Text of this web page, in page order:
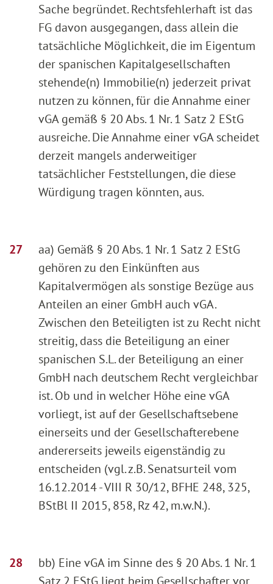
Sache begründet. Rechtsfehlerhaft ist das
FG davon ausgegangen, dass allein die
tatsächliche Möglichkeit, die im Eigentum
der spanischen Kapitalgesellschaften
stehende(n) Immobilie(n) jederzeit privat
nutzen zu können, für die Annahme einer
vGA gemäß § 20 Abs. 1 Nr. 1 Satz 2 EStG
ausreiche. Die Annahme einer vGA scheidet
derzeit mangels anderweitiger
tatsächlicher Feststellungen, die diese
Würdigung tragen könnten, aus.
aa) Gemäß § 20 Abs. 1 Nr. 1 Satz 2 EStG
gehören zu den Einkünften aus
Kapitalvermögen als sonstige Bezüge aus
Anteilen an einer GmbH auch vGA.
Zwischen den Beteiligten ist zu Recht nicht
streitig, dass die Beteiligung an einer
spanischen S.L. der Beteiligung an einer
GmbH nach deutschem Recht vergleichbar
ist. Ob und in welcher Höhe eine vGA
vorliegt, ist auf der Gesellschaftsebene
einerseits und der Gesellschafterebene
andererseits jeweils eigenständig zu
entscheiden (vgl. z.B. Senatsurteil vom
16.12.2014 - VIII R 30/12, BFHE 248, 325,
BStBl II 2015, 858, Rz 42, m.w.N.).
bb) Eine vGA im Sinne des § 20 Abs. 1 Nr. 1